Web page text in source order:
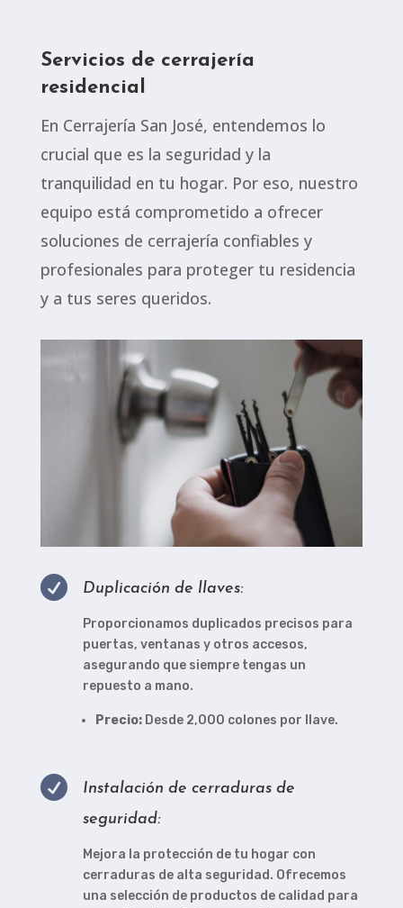
Servicios de cerrajería
residencial
En Cerrajería San José, entendemos lo
crucial que es la seguridad y la
tranquilidad en tu hogar. Por eso, nuestro
equipo está comprometido a ofrecer
soluciones de cerrajería confiables y
profesionales para proteger tu residencia
y a tus seres queridos.
 Duplicación de llaves:
Proporcionamos duplicados precisos para
puertas, ventanas y otros accesos,
asegurando que siempre tengas un
repuesto a mano.
Precio:Desde 2,000 colones por llave.

Instalación de cerraduras de
seguridad:
Mejora la protección de tu hogar con
cerraduras de alta seguridad. Ofrecemos
una selección de productos de calidad para